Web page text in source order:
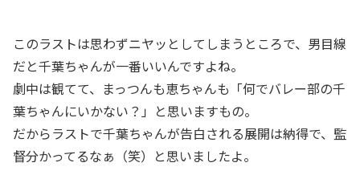
このラストは思わずニヤッとしてしまうところで、男目線
だと千葉ちゃんが一番いいんですよね。
劇中は観てて、まっつんも恵ちゃんも「何でバレー部の千
葉ちゃんにいかない？」と思いますもの。
だからラストで千葉ちゃんが告白される展開は納得で、監
督分かってるなぁ（笑）と思いましたよ。